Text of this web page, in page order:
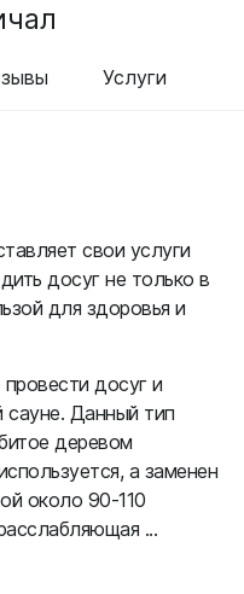
Услуги
свои услуги
досуг не только в
для здоровья и
досуг и
сауне. Данный тип
деревом
а заменен
около 90-110
...